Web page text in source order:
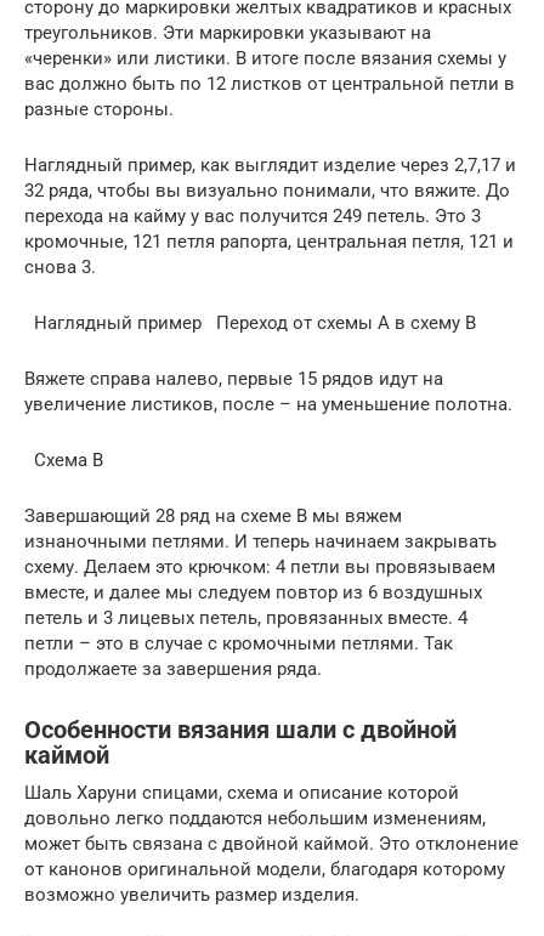
сторону до маркировки желтых квадратиков и красных
треугольников. Эти маркировки указывают на
«черенки» или листики. В итоге после вязания схемы у
вас должно быть по 12 листков от центральной петли в
разные стороны.
Наглядный пример, как выглядит изделие через 2,7,17 и
32 ряда, чтобы вы визуально понимали, что вяжите. До
перехода на кайму у вас получится 249 петель. Это 3
кромочные, 121 петля рапорта, центральная петля, 121 и
снова 3.
Наглядный пример Переход от схемы А в схему В
Вяжете справа налево, первые 15 рядов идут на
увеличение листиков, после – на уменьшение полотна.
Схема В
Завершающий 28 ряд на схеме В мы вяжем
изнаночными петлями. И теперь начинаем закрывать
схему. Делаем это крючком: 4 петли вы провязываем
вместе, и далее мы следуем повтор из 6 воздушных
петель и 3 лицевых петель, провязанных вместе. 4
петли – это в случае с кромочными петлями. Так
продолжаете за завершения ряда.
Особенности вязания шали с двойной
каймой
Шаль Харуни спицами, схема и описание которой
довольно легко поддаются небольшим изменениям,
может быть связана с двойной каймой. Это отклонение
от канонов оригинальной модели, благодаря которому
возможно увеличить размер изделия.